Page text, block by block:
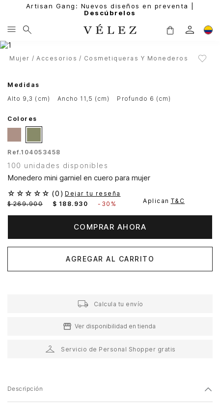
Artisan Gang: Nuevos diseños en preventa |
Descúbrelos
Mujer Accesorios Cosmetiqueras Y Monederos
Medidas
alto 9,3 (cm)
ancho 11,5 (cm) profundo 6 (cm)
Colores
Ref.104053458
100 unidades disponibles
Monedero mini garniel en cuero para mujer
☆ ☆ ☆ ☆ ☆ (0 ) Dejar tu reseña
$ 269.900 $ 188. 930 - 30% Aplican T&C
COMPRAR AHORA
AGREGAR AL CARRITO
Calcula tu envío
Ver disponibilidad en tienda
Servicio de Personal Shopper gratis
Descripción